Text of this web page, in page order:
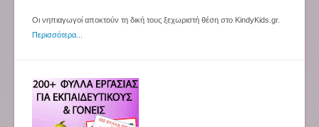
Οι νηπιαγωγοί αποκτούν τη δική τους ξεχωριστή θέση στο KindyKids.gr.
Περισσότερα...